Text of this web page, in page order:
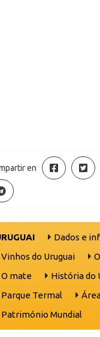
en
Dados e
Vinhos do Uruguai
O mate
História do
Parque Termal
Património Mundial